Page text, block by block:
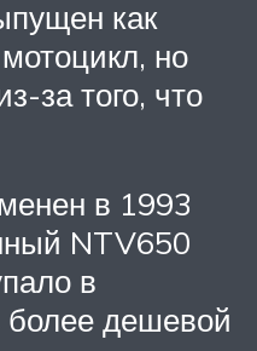
как
но
за того, что
в 1993
NTV650
в
более дешевой